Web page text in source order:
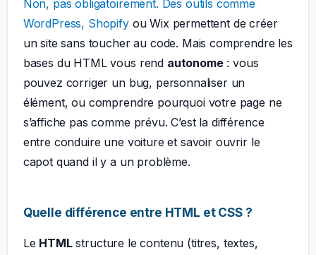
Non, pas obligatoirement. Des outils comme
WordPress, Shopifyou Wix permettent de créer
un site sans toucher au code. Mais comprendre les
bases du HTML vous rend autonome: vous
pouvez corriger un bug, personnaliser un
élément, ou comprendre pourquoi votre page ne
s’affiche pas comme prévu. C’est la différence
entre conduire une voiture et savoir ouvrir le
capot quand il y a un problème.
Quelle différence entre HTML et CSS ?
Le HTMLstructure le contenu (titres, textes,